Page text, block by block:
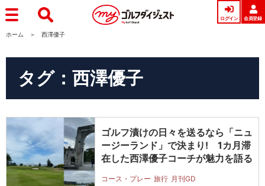
ログイン 会員登録
ホーム 西澤優子
タグ：西澤優子
ゴルフ漬けの日々を送るなら「ニュ
ージーランド」で決まり! 1カ月滞
在した西澤優子コーチが魅力を語る
コース・プレー 旅行 月刊GD